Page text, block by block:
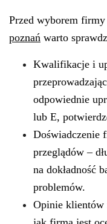
Przed wyborem
poznań warto
Kwalifikacje i
odpowiednie
lub E,
Doświadczenie
przeglądów –
na dokładność
problemów.
Opinie klientów